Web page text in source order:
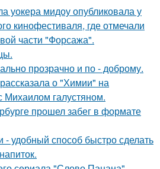
уокера мидоу опубликовала у
кинофестиваля, где отмечали
части "Форсажа".
прозрачно и по - доброму.
о "Химии" на
галустяном.
прошел забег в формате
- удобный способ быстро сделать